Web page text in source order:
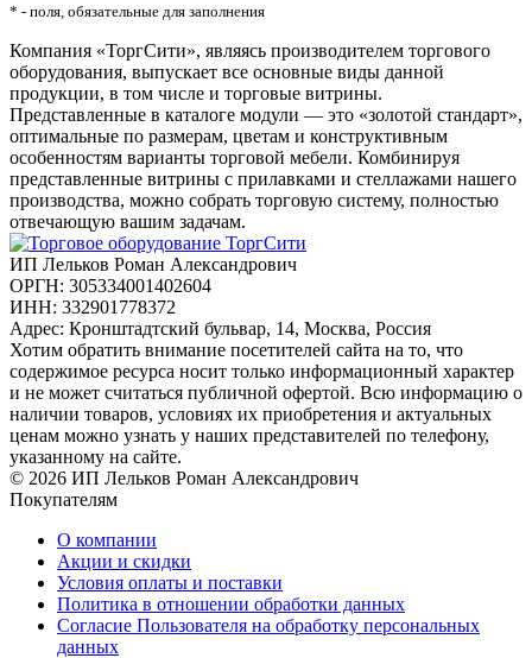
* - поля, обязательные для заполнения
Компания «ТоргСити», являясь производителем торгового
оборудования, выпускает все основные виды данной
продукции, в том числе и торговые витрины.
Представленные в каталоге модули — это «золотой стандарт»,
оптимальные по размерам, цветам и конструктивным
особенностям варианты торговой мебели. Комбинируя
представленные витрины с прилавками и стеллажами нашего
производства, можно собрать торговую систему, полностью
отвечающую вашим задачам.
ИП Лельков Роман Александрович
ОРГН: 305334001402604
ИНН: 332901778372
Адрес: Кронштадтский бульвар, 14, Москва, Россия
Хотим обратить внимание посетителей сайта на то, что
содержимое ресурса носит только информационный характер
и не может считаться публичной офертой. Всю информацию о
наличии товаров, условиях их приобретения и актуальных
ценам можно узнать у наших представителей по телефону,
указанному на сайте.
© 2026 ИП Лельков Роман Александрович
Покупателям
О компании
Акции и скидки
Условия оплаты и поставки
Политика в отношении обработки данных
Согласие Пользователя на обработку персональных
данных